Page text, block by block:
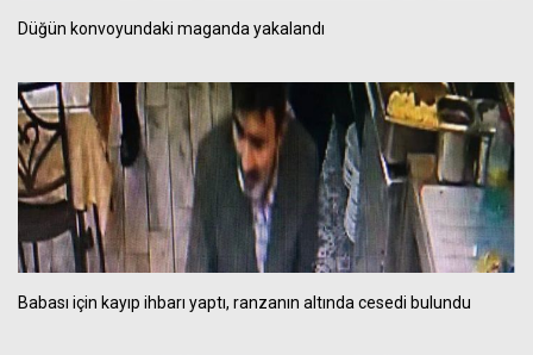
Düğün konvoyundaki maganda yakalandı
Babası için kayıp ihbarı yaptı, ranzanın altında cesedi bulundu